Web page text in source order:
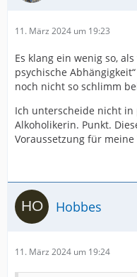
11. März 2024 um 19:23
Es klang ein wenig so,
psychische
noch nicht so schlimm
Ich unterscheide nicht in
Alkoholikerin. Punkt.
Voraussetzung für meine
Hobbes
11. März 2024 um 19:24